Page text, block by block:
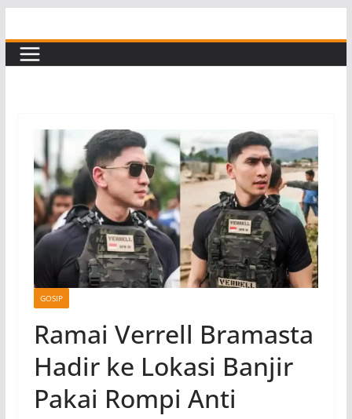
to
content
GOSIP
Ramai Verrell Bramasta
Hadir ke Lokasi Banjir
Pakai Rompi Anti